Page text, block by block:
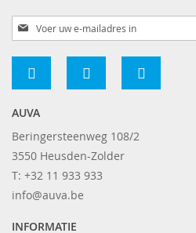
Abonneer
u
op
onze
AUVA
Beringersteenweg 108/2
3550 Heusden-Zolder
T: +32 11 933 933
info@auva.be
INFORMATIE